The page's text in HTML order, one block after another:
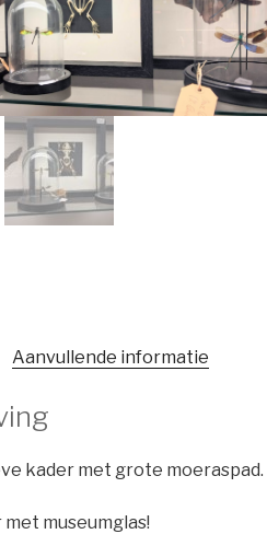
Aanvullende informatie
kader met grote moeraspad.
museumglas!